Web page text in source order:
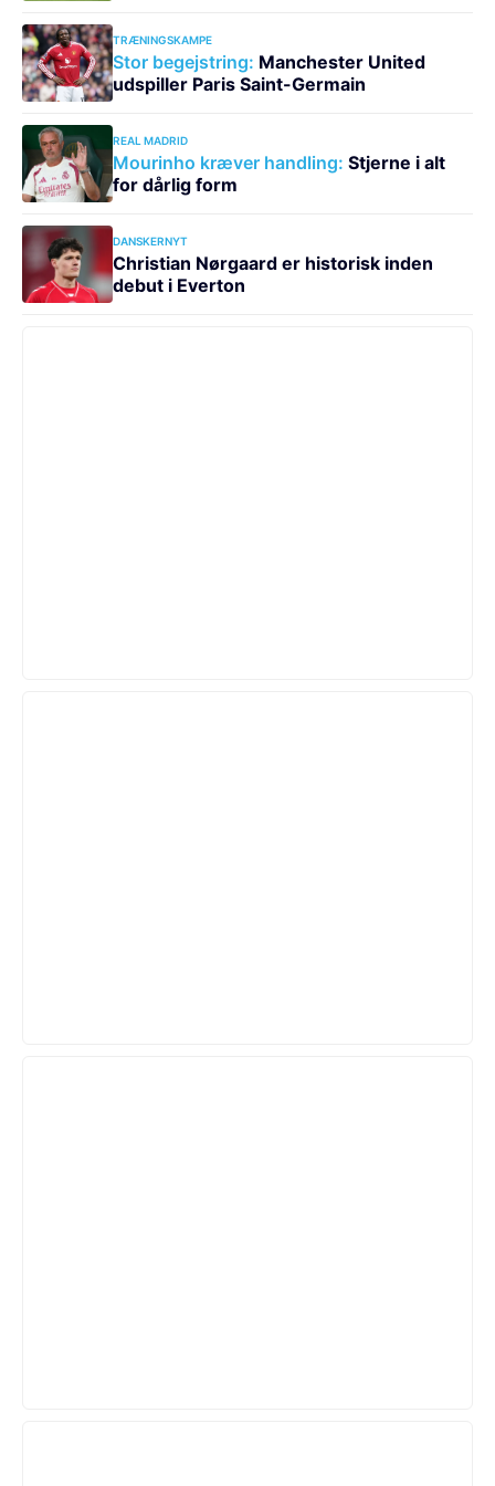
TRÆNINGSKAMPE
Stor begejstring: Manchester United
udspiller Paris Saint-Germain
REAL MADRID
Mourinho kræver handling: Stjerne i alt
for dårlig form
DANSKERNYT
Christian Nørgaard er historisk inden
debut i Everton